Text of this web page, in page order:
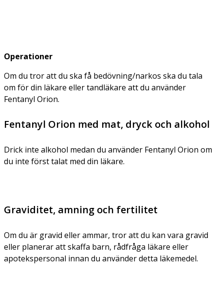
Operationer
Om du tror att du ska få bedövning/narkos ska du tala
om för din läkare eller tandläkare att du använder
Fentanyl Orion.
Fentanyl Orion med mat, dryck och alkohol
Drick inte alkohol medan du använder Fentanyl Orion om
du inte först talat med din läkare.
Graviditet, amning och fertilitet
Om du är gravid eller ammar, tror att du kan vara gravid
eller planerar att skaffa barn, rådfråga läkare eller
apotekspersonal innan du använder detta läkemedel.